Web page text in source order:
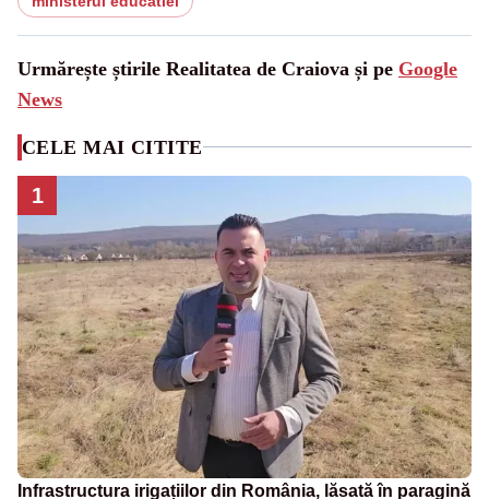
Urmărește știrile Realitatea de Craiova și pe Google
News
CELE MAI CITITE
1
Infrastructura irigațiilor din România, lăsată în paragină